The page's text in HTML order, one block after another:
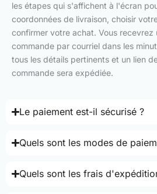
les étapes qui s'affichent à l'écran
coordonnées de livraison, choisir
confirmer votre achat. Vous recevrez
commande par courriel dans les
tous les détails pertinents et un lien
commande sera expédiée.
Le paiement est-il sécurisé ?
Quels sont les modes de
Quels sont les frais